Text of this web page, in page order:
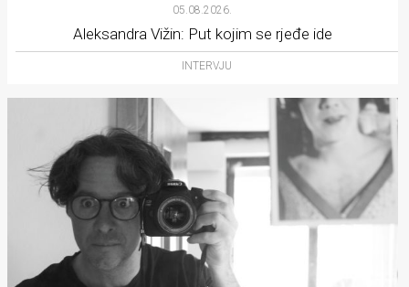
05.08.2026.
Aleksandra Vižin: Put kojim se rjeđe ide
INTERVJU